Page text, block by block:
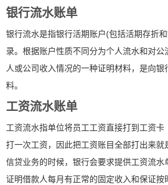
银行流水账单
银行流水是指银行活期账户(包括活期存折
录。根据账户性质不同分为个人流水和对
人或公司收入情况的一种证明材料，是向
料。
工资流水账单
工资流水指单位将员工工资直接打到工资卡
打一次工资，因此把工资账目全部打出来
信贷业务的时候，银行会要求提供工资流
证明借款人每月有正常的固定收入和保证